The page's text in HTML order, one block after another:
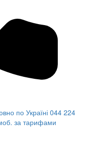
по Україні 044 224
за тарифами